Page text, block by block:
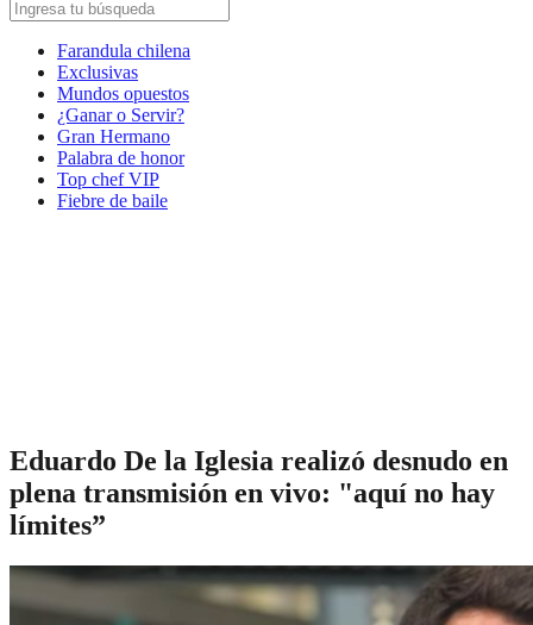
Farandula chilena
Exclusivas
Mundos opuestos
¿Ganar o Servir?
Gran Hermano
Palabra de honor
Top chef VIP
Fiebre de baile
Eduardo De la Iglesia realizó desnudo en
plena transmisión en vivo: "aquí no hay
límites”